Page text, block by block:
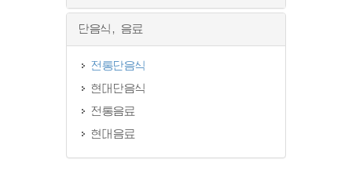
단음식, 음료
전통단음식
현대단음식
전통음료
현대음료